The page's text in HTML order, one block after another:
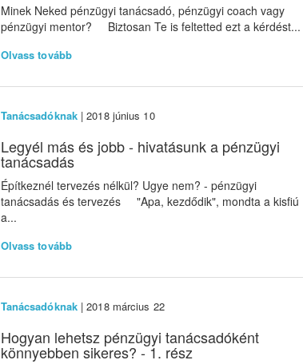
Minek Neked pénzügyi tanácsadó, pénzügyi coach vagy
pénzügyi mentor? Biztosan Te is feltetted ezt a kérdést...
Olvass tovább
Tanácsadóknak| 2018 június 10
Legyél más és jobb - hivatásunk a pénzügyi
tanácsadás
Építkeznél tervezés nélkül? Ugye nem? - pénzügyi
tanácsadás és tervezés "Apa, kezdődik", mondta a kisfiú
a...
Olvass tovább
Tanácsadóknak| 2018 március 22
Hogyan lehetsz pénzügyi tanácsadóként
könnyebben sikeres? - 1. rész